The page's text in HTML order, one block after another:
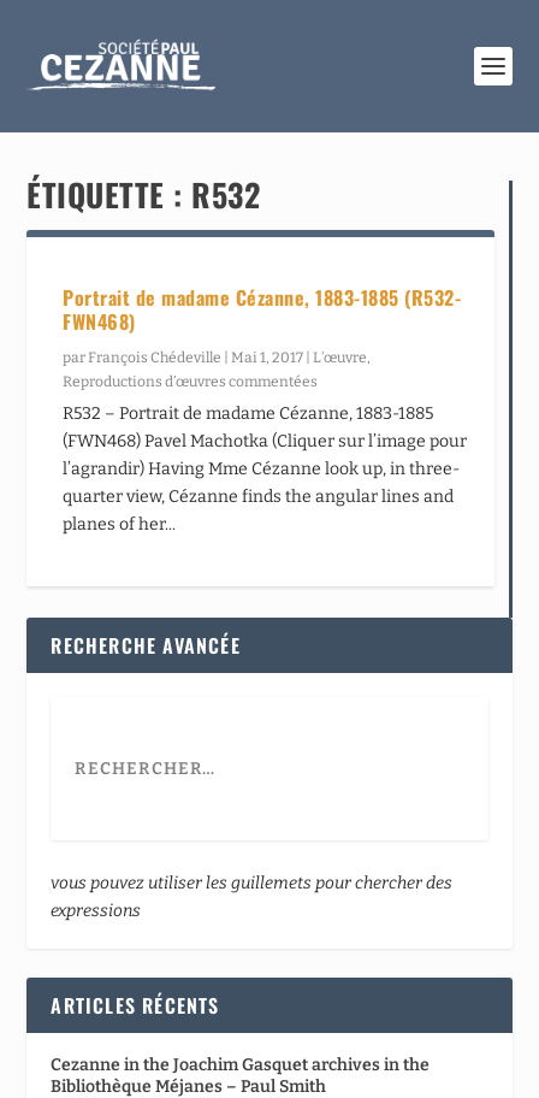
ÉTIQUETTE : R532
Portrait de madame Cézanne, 1883-1885 (R532-
FWN468)
parFrançois Chédeville |Mai 1, 2017 |L’œuvre,
Reproductions d’œuvres commentées
R532 – Portrait de madame Cézanne, 1883-1885
(FWN468) Pavel Machotka (Cliquer sur l’image pour
l’agrandir) Having Mme Cézanne look up, in three-
quarter view, Cézanne finds the angular lines and
planes of her...
RECHERCHE AVANCÉE
vous pouvez utiliser les guillemets pour chercher des
expressions
ARTICLES RÉCENTS
Cezanne in the Joachim Gasquet archives in the
Bibliothèque Méjanes – Paul Smith